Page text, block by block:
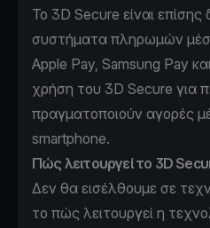
Το 3D Secure είναι επίσης
συστήματα πληρωμών
Apple Pay, Samsung Pay
χρήση του 3D Secure για
πραγματοποιούν αγορές
smartphone.
Πώς λειτουργεί το 3D
Δεν θα εισέλθουμε σε
το πώς λειτουργεί η